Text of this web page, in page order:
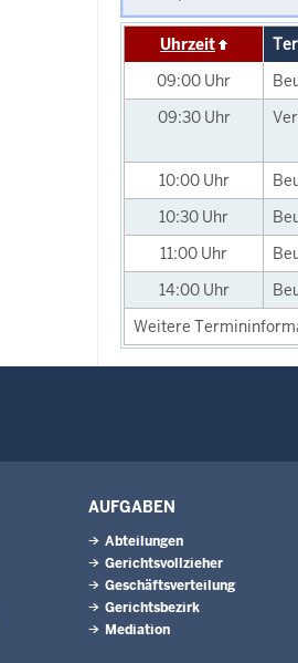
Uhrzeit
09:00 Uhr
09:30 Uhr
10:00 Uhr
10:30 Uhr
11:00 Uhr
14:00 Uhr
Weitere
AUFGABEN
Abteilungen
Gerichtsvollzieher
Geschäftsverteilung
Gerichtsbezirk
Mediation